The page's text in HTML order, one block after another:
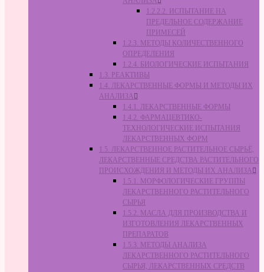
1.2.2.2. ИСПЫТАНИЕ НА
ПРЕДЕЛЬНОЕ СОДЕРЖАНИЕ
ПРИМЕСЕЙ
1.2.3. МЕТОДЫ КОЛИЧЕСТВЕННОГО
ОПРЕДЕЛЕНИЯ
1.2.4. БИОЛОГИЧЕСКИЕ ИСПЫТАНИЯ
1.3. РЕАКТИВЫ
1.4. ЛЕКАРСТВЕННЫЕ ФОРМЫ И МЕТОДЫ ИХ
АНАЛИЗА
1.4.1. ЛЕКАРСТВЕННЫЕ ФОРМЫ
1.4.2. ФАРМАЦЕВТИКО-
ТЕХНОЛОГИЧЕСКИЕ ИСПЫТАНИЯ
ЛЕКАРСТВЕННЫХ ФОРМ
1.5. ЛЕКАРСТВЕННОЕ РАСТИТЕЛЬНОЕ СЫРЬЁ,
ЛЕКАРСТВЕННЫЕ СРЕДСТВА РАСТИТЕЛЬНОГО
ПРОИСХОЖДЕНИЯ И МЕТОДЫ ИХ АНАЛИЗА
1.5.1. МОРФОЛОГИЧЕСКИЕ ГРУППЫ
ЛЕКАРСТВЕННОГО РАСТИТЕЛЬНОГО
СЫРЬЯ
1.5.2. МАСЛА ДЛЯ ПРОИЗВОДСТВА И
ИЗГОТОВЛЕНИЯ ЛЕКАРСТВЕННЫХ
ПРЕПАРАТОВ
1.5.3. МЕТОДЫ АНАЛИЗА
ЛЕКАРСТВЕННОГО РАСТИТЕЛЬНОГО
СЫРЬЯ, ЛЕКАРСТВЕННЫХ СРЕДСТВ